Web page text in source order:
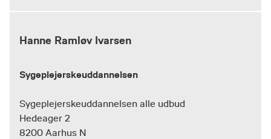
Hanne Ramløv Ivarsen
Sygeplejerskeuddannelsen
Sygeplejerskeuddannelsen alle udbud
Hedeager 2
8200 Aarhus N